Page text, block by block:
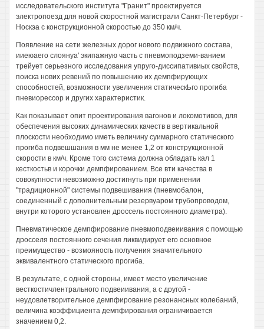
исследовательского института "Гранит" проектируется
электропоезд для новой скоростной магистрали Санкт-Петербург -
Носкэа с конструкционной скоростью до 350 км/ч.
Появление на сети железных дорог нового подвижного состава,
ииеюаего слоянуа' экипажную часть с пневмоподземи-ванием
трейует серьезного исследования упруго-диссипативиых свойств,
поиска нових ревений по повышению их демпфирующих
способностей, возможности увеличения статическЬго прогиба
пневиорессор и других характеристик.
Как показывает опит проектирования вагонов и локомотивов, для
обеспечения высоких динамических качеств в вертикальной
плоскости необходимо иметь величину суимарного статического
прогиба подвешшания в мм не менее 1,2 от конструкционной
скорости в км/ч. Кроме того система должна обладать кал 1
кесткостьв и корочки демпфированием. Все вти качества в
совокупности невозможно достигнуть при применении
"традиционной" системы подвешивания (пневмобалон,
соединенный с дополнительным резервуаром трубопроводом,
внутри которого установлен дроссель постоянного диаметра).
Пневматическое демпфирование пневмоподвеиивания с помощью
дросселя постоянного сечения ликвидирует его основное
преимущество - возмояносгь получения значительного
эквивалентного статического прогиба.
В результате, с одной стороны, имеет место увеличение
весткостичлентрального подвеиивания, а с другой -
неудовлетворительное демпфирование резонансных колебаний,
величина коэффициента демпфирования ограничивается
значением 0,2.